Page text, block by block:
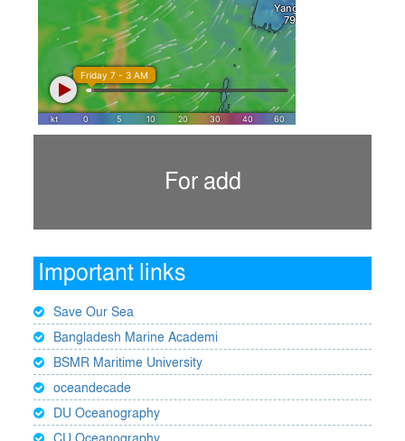
For add
Important links
Save Our Sea
Bangladesh Marine Academi
BSMR Maritime University
oceandecade
DU Oceanography